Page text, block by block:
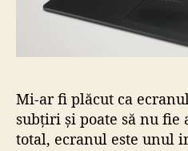
Mi-ar fi plăcut ca
subțiri și poate să nu fie
total, ecranul este unul